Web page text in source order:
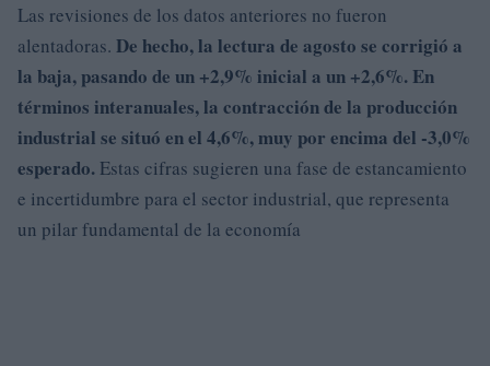
Las revisiones de los datos anteriores no fueron
alentadoras. De hecho, la lectura de agosto se corrigió a
la baja, pasando de un +2,9% inicial a un +2,6%. En
términos interanuales, la contracción de la producción
industrial se situó en el 4,6%, muy por encima del -3,0%
esperado. Estas cifras sugieren una fase de estancamiento
e incertidumbre para el sector industrial, que representa
un pilar fundamental de la economía